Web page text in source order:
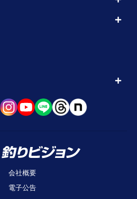
会社概要
電子公告